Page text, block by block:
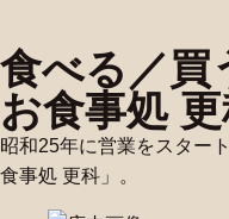
食べる／買
お食事処
昭和25年に営業をスター
食事処 更科」。